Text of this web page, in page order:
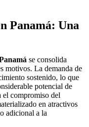
Panamá: Una
se consolida
motivos. La demanda de
sostenido, lo que
potencial de
el compromiso del
en atractivos
adicional a la